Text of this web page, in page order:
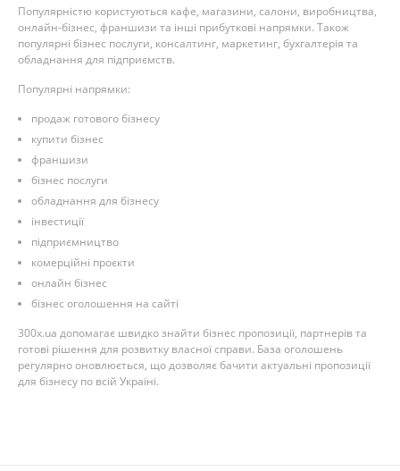
Популярністю користуються кафе, магазини, салони, виробництва,
онлайн-бізнес, франшизи та інші прибуткові напрямки. Також
популярні бізнес послуги, консалтинг, маркетинг, бухгалтерія та
обладнання для підприємств.
Популярні напрямки:
продаж готового бізнесу
купити бізнес
франшизи
бізнес послуги
обладнання для бізнесу
інвестиції
підприємництво
комерційні проєкти
онлайн бізнес
бізнес оголошення на сайті
300x.ua допомагає швидко знайти бізнес пропозиції, партнерів та
готові рішення для розвитку власної справи. База оголошень
регулярно оновлюється, що дозволяє бачити актуальні пропозиції
для бізнесу по всій Україні.